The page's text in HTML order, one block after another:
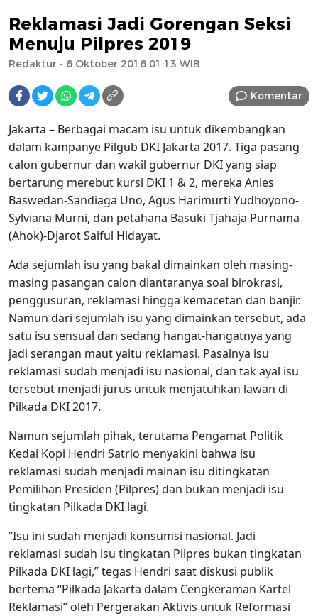
Reklamasi Jadi Gorengan Seksi
Menuju Pilpres 2019
Redaktur - 6 Oktober 2016 01:13 WIB
Komentar
Jakarta – Berbagai macam isu untuk dikembangkan
dalam kampanye Pilgub DKI Jakarta 2017. Tiga pasang
calon gubernur dan wakil gubernur DKI yang siap
bertarung merebut kursi DKI 1 & 2, mereka Anies
Baswedan-Sandiaga Uno, Agus Harimurti Yudhoyono-
Sylviana Murni, dan petahana Basuki Tjahaja Purnama
(Ahok)-Djarot Saiful Hidayat.
Ada sejumlah isu yang bakal dimainkan oleh masing-
masing pasangan calon diantaranya soal birokrasi,
penggusuran, reklamasi hingga kemacetan dan banjir.
Namun dari sejumlah isu yang dimainkan tersebut, ada
satu isu sensual dan sedang hangat-hangatnya yang
jadi serangan maut yaitu reklamasi. Pasalnya isu
reklamasi sudah menjadi isu nasional, dan tak ayal isu
tersebut menjadi jurus untuk menjatuhkan lawan di
Pilkada DKI 2017.
Namun sejumlah pihak, terutama Pengamat Politik
Kedai Kopi Hendri Satrio menyakini bahwa isu
reklamasi sudah menjadi mainan isu ditingkatan
Pemilihan Presiden (Pilpres) dan bukan menjadi isu
tingkatan Pilkada DKI lagi.
“Isu ini sudah menjadi konsumsi nasional. Jadi
reklamasi sudah isu tingkatan Pilpres bukan tingkatan
Pilkada DKI lagi,” tegas Hendri saat diskusi publik
bertema “Pilkada Jakarta dalam Cengkeraman Kartel
Reklamasi” oleh Pergerakan Aktivis untuk Reformasi